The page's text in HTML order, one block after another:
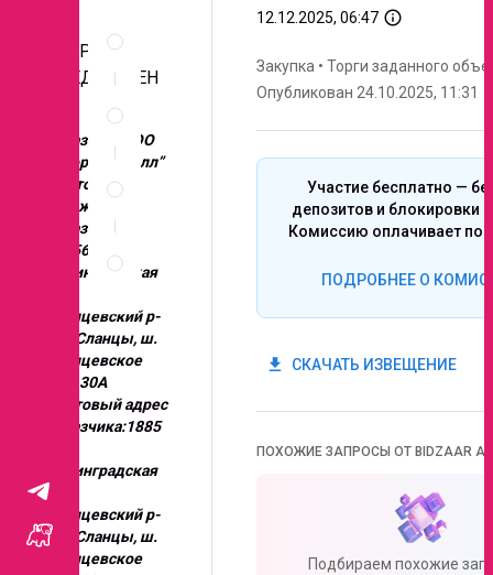
позициям
Неценовые
ЗАПРОС
ПРЕДЛОЖЕН
Заказчик: ООО
“Экорусметалл”
Место
нахождения
Заказчика:
188560,
Ленинградская
Сланцевский р-
н, г. Сланцы, ш.
Сланцевское
дом 30А
Почтовый адрес
Заказчика:1885
Ленинградская
обл.,
Сланцевский р-
н, г. Сланцы, ш.
Сланцевское
12.12.2025, 06:47 info_outline
Закупка • Торги заданного
Опубликован 24.10.2025, 11:31
Участие бесплатно —
депозитов и блокировки
Комиссию оплачивает
ПОДРОБНЕЕ О
get_app СКАЧАТЬ ИЗВЕЩЕНИЕ
ПОХОЖИЕ ЗАПРОСЫ ОТ BIDZAAR AI
Подбираем похожие